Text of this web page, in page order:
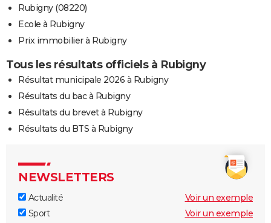
Rubigny (08220)
Ecole à Rubigny
Prix immobilier à Rubigny
Tous les résultats officiels à Rubigny
Résultat municipale 2026 à Rubigny
Résultats du bac à Rubigny
Résultats du brevet à Rubigny
Résultats du BTS à Rubigny
NEWSLETTERS
Actualité
Voir un exemple
Sport
Voir un exemple